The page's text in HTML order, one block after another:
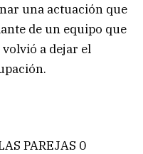
una actuación que
de un equipo que
a dejar el
PAREJAS 0